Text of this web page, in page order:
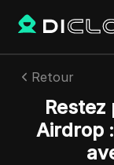
Retour
Restez
Airdrop